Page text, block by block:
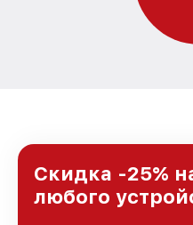
Скидка -25%
любого